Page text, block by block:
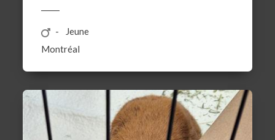
Jeune
Montréal